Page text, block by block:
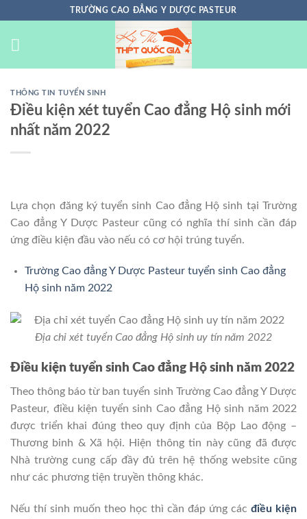
nội
TRƯỜNG CAO ĐẲNG Y DƯỢC PASTEUR
THÔNG TIN TUYỂN SINH
Điều kiện xét tuyển Cao đẳng Hộ sinh mới
nhất năm 2022
Lựa chọn đăng ký tuyển sinh Cao đẳng Hộ sinh tại Trường
Cao đẳng Y Dược Pasteur cũng có nghĩa thí sinh cần đáp
ứng điều kiện đầu vào nếu có cơ hội trúng tuyển.
Trường Cao đẳng Y Dược Pasteur tuyển sinh Cao đẳng
Hộ sinh năm 2022
Địa chỉ xét tuyển Cao đẳng Hộ sinh uy tín năm 2022
Điều kiện tuyển sinh Cao đẳng Hộ sinh năm 2022
Theo thông báo từ ban tuyển sinh Trường Cao đẳng Y Dược
Pasteur, điều kiện tuyển sinh Cao đẳng Hộ sinh năm 2022
được triển khai đúng theo quy định của Bộp Lao động –
Thương binh & Xã hội. Hiện thông tin này cũng đã được
Nhà trường cung cấp đầy đủ trên hệ thống website cũng
như các phương tiện truyền thông khác.
Nếu thí sinh muốn theo học thì cần đáp ứng các điều kiện